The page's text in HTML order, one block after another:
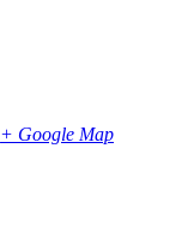
+ Google Map